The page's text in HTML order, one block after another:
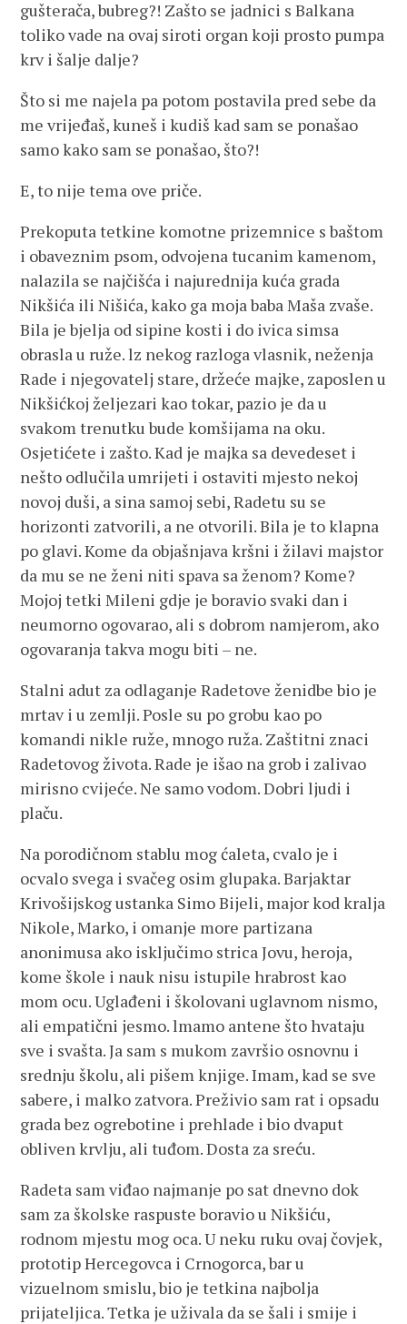
gušterača, bubreg?! Zašto se jadnici s Balkana
toliko vade na ovaj siroti organ koji prosto pumpa
krv i šalje dalje?
Što si me najela pa potom postavila pred sebe da
me vrijeđaš, kuneš i kudiš kad sam se ponašao
samo kako sam se ponašao, što?!
E, to nije tema ove priče.
Prekoputa tetkine komotne prizemnice s baštom
i obaveznim psom, odvojena tucanim kamenom,
nalazila se najčišća i najurednija kuća grada
Nikšića ili Nišića, kako ga moja baba Maša zvaše.
Bila je bjelja od sipine kosti i do ivica simsa
obrasla u ruže. lz nekog razloga vlasnik, neženja
Rade i njegovatelj stare, držeće majke, zaposlen u
Nikšićkoj željezari kao tokar, pazio je da u
svakom trenutku bude komšijama na oku.
Osjetićete i zašto. Kad je majka sa devedeset i
nešto odlučila umrijeti i ostaviti mjesto nekoj
novoj duši, a sina samoj sebi, Radetu su se
horizonti zatvorili, a ne otvorili. Bila je to klapna
po glavi. Kome da objašnjava kršni i žilavi majstor
da mu se ne ženi niti spava sa ženom? Kome?
Mojoj tetki Mileni gdje je boravio svaki dan i
neumorno ogovarao, ali s dobrom namjerom, ako
ogovaranja takva mogu biti – ne.
Stalni adut za odlaganje Radetove ženidbe bio je
mrtav i u zemlji. Posle su po grobu kao po
komandi nikle ruže, mnogo ruža. Zaštitni znaci
Radetovog života. Rade je išao na grob i zalivao
mirisno cvijeće. Ne samo vodom. Dobri ljudi i
plaču.
Na porodičnom stablu mog ćaleta, cvalo je i
ocvalo svega i svačeg osim glupaka. Barjaktar
Krivošijskog ustanka Simo Bijeli, major kod kralja
Nikole, Marko, i omanje more partizana
anonimusa ako isključimo strica Jovu, heroja,
kome škole i nauk nisu istupile hrabrost kao
mom ocu. Uglađeni i školovani uglavnom nismo,
ali empatični jesmo. lmamo antene što hvataju
sve i svašta. Ja sam s mukom završio osnovnu i
srednju školu, ali pišem knjige. Imam, kad se sve
sabere, i malko zatvora. Preživio sam rat i opsadu
grada bez ogrebotine i prehlade i bio dvaput
obliven krvlju, ali tuđom. Dosta za sreću.
Radeta sam viđao najmanje po sat dnevno dok
sam za školske raspuste boravio u Nikšiću,
rodnom mjestu mog oca. U neku ruku ovaj čovjek,
prototip Hercegovca i Crnogorca, bar u
vizuelnom smislu, bio je tetkina najbolja
prijateljica. Tetka je uživala da se šali i smije i